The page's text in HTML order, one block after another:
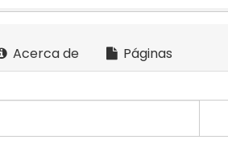
Acerca de Páginas